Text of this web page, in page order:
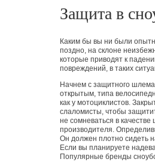
Защита в
Каким бы вы ни были
поздно, на склоне
которые приводят к
повреждений, в таких
Начнем с защитного
открытым, типа
как у мотоциклистов.
слаломисты, чтобы
не сомневаться в
производителя.
Он должен плотно сидеть
Если вы планируете
Популярные бренды